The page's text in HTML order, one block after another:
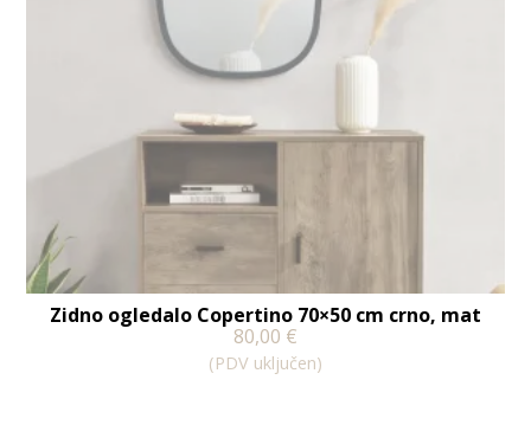
Zidno ogledalo Copertino 70×50 cm crno, mat
80,00 €
(PDV uključen)